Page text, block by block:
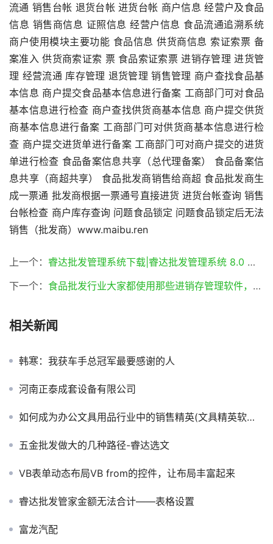
流通 销售台帐 退货台帐 进货台帐 商户信息 经营户及食品
信息 销售商信息 证照信息 经营户信息 食品流通追溯系统
商户使用模块主要功能 食品信息 供货商信息 索证索票 备
案准入 供货商索证索 票 食品索证索票 进销存管理 进货管
理 经营流通 库存管理 退货管理 销售管理 商户查找食品基
本信息 商户提交食品基本信息进行备案 工商部门可对食品
基本信息进行检查 商户查找供货商基本信息 商户提交供货
商基本信息进行备案 工商部门可对供货商基本信息进行检
查 商户提交进货单进行备案 工商部门可对商户提交的进货
单进行检查 食品备案信息共享（总代理备案） 食品备案信
息共享（商超共享） 食品批发商销售给商超 食品批发商生
成一票通 批发商根据一票通号直接进货 进货台帐查询 销售
台帐检查 商户库存查询 问题食品锁定 问题食品锁定后无法
销售（批发商）www.maibu.ren
上一个： 睿达批发管理系统下载|睿达批发管理系统 8.0 免费下载
下一个： 食品批发行业大家都使用那些进销存管理软件，最好是网络版的进销存管理软件
相关新闻
韩寒：我获车手总冠军最要感谢的人
河南正泰成套设备有限公司
如何成为办公文具用品行业中的销售精英(文具精英软件助你一臂之力)
五金批发做大的几种路径-睿达选文
VB表单动态布局VB from的控件，让布局丰富起来
睿达批发管家金额无法合计——表格设置
富龙汽配